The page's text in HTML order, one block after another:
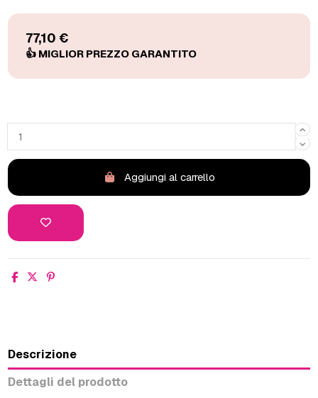
77,10 €
Aggiungi al carrello
Descrizione
Dettagli del prodotto